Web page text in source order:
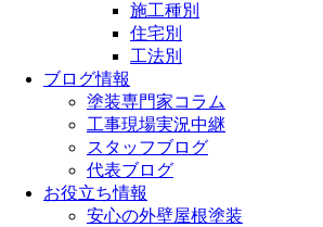
施工種別
住宅別
工法別
ブログ情報
塗装専門家コラム
工事現場実況中継
スタッフブログ
代表ブログ
お役立ち情報
安心の外壁屋根塗装